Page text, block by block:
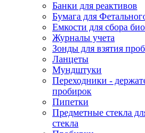
Банки для реактивов
Бумага для
Емкости для сбора
Журналы учета
Зонды для взятия проб
Ланцеты
Мундштуки
Переходники -
пробирок
Пипетки
Предметные стекла
стекла